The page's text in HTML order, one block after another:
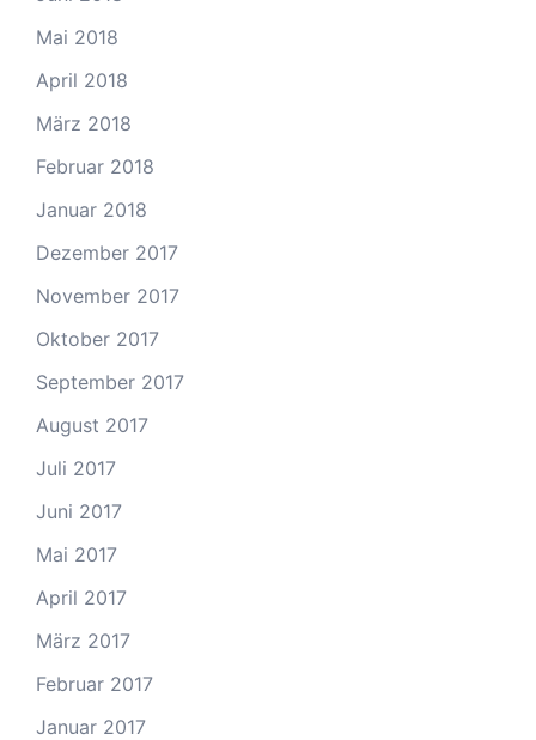
Mai 2018
April 2018
März 2018
Februar 2018
Januar 2018
Dezember 2017
November 2017
Oktober 2017
September 2017
August 2017
Juli 2017
Juni 2017
Mai 2017
April 2017
März 2017
Februar 2017
Januar 2017